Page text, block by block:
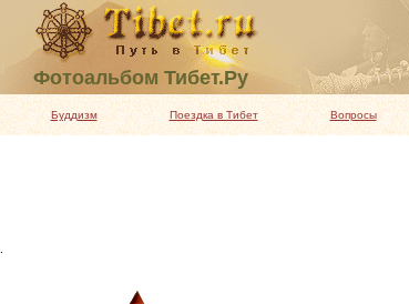
Фотоальбом Тибет.Ру
Буддизм Поездка в Тибет Вопросы